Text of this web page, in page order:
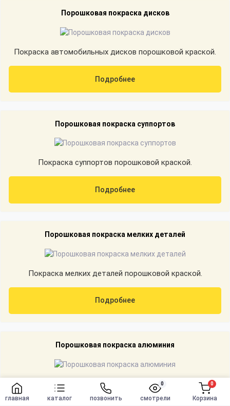
главная каталог смотрели
0
позвонить Корзина
0
Заказать
Порошковая покраска дисков
Покраска автомобильных дисков порошковой краской.
Подробнее
Порошковая покраска суппортов
Покраска суппортов порошковой краской.
Подробнее
Порошковая покраска мелких деталей
Покраска мелких деталей порошковой краской.
Подробнее
Порошковая покраска алюминия
Покраска алюминия порошковой краской.